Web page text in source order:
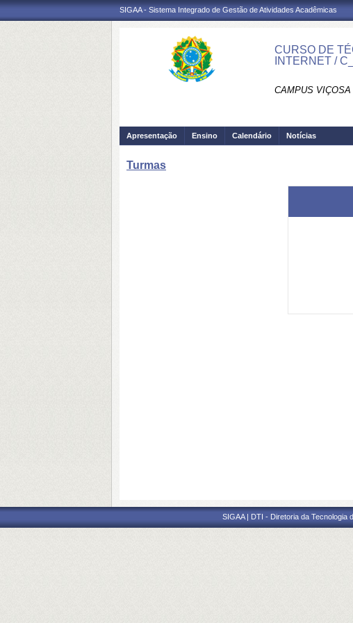
SIGAA - Sistema Integrado de Gestão de Atividades Acadêmicas
CURSO DE
INTERNET /
CAMPUS
Apresentação Ensino Calendário Notícias
Turmas
SIGAA | DTI - Diretoria da